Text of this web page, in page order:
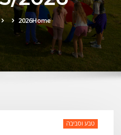
Home
2026
טבע וסביבה